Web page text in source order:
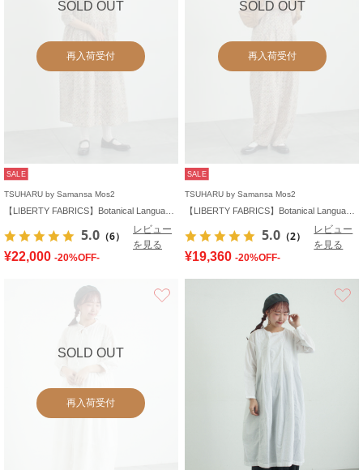
SOLD OUT
再入荷受付
SALE
TSUHARU by Samansa Mos2
5.0 （6）
レビュー
を見る
¥22,000 -20%OFF-
SOLD OUT
再入荷受付
SALE
TSUHARU by Samansa Mos2
5.0 （2）
レビュー
を見る
¥19,360 -20%OFF-
SOLD OUT
再入荷受付